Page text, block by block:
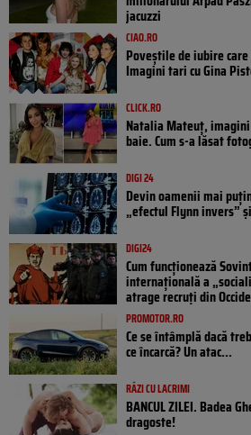
jacuzzi
CIAO.RO
Poveştile de iubire
Imagini tari cu Gina
CLICK.RO
Natalia Mateuț,
baie. Cum s-a lăsat
DIGI 24
Devin oamenii mai
„efectul Flynn invers”
DIGI24
Cum funcționează
internațională a
atrage recruți din
PROMOTOR.RO
Ce se întâmplă dacă
ce încarcă? Un atac...
RÂZI CU LACRIMI
BANCUL ZILEI. Badea
dragoste!